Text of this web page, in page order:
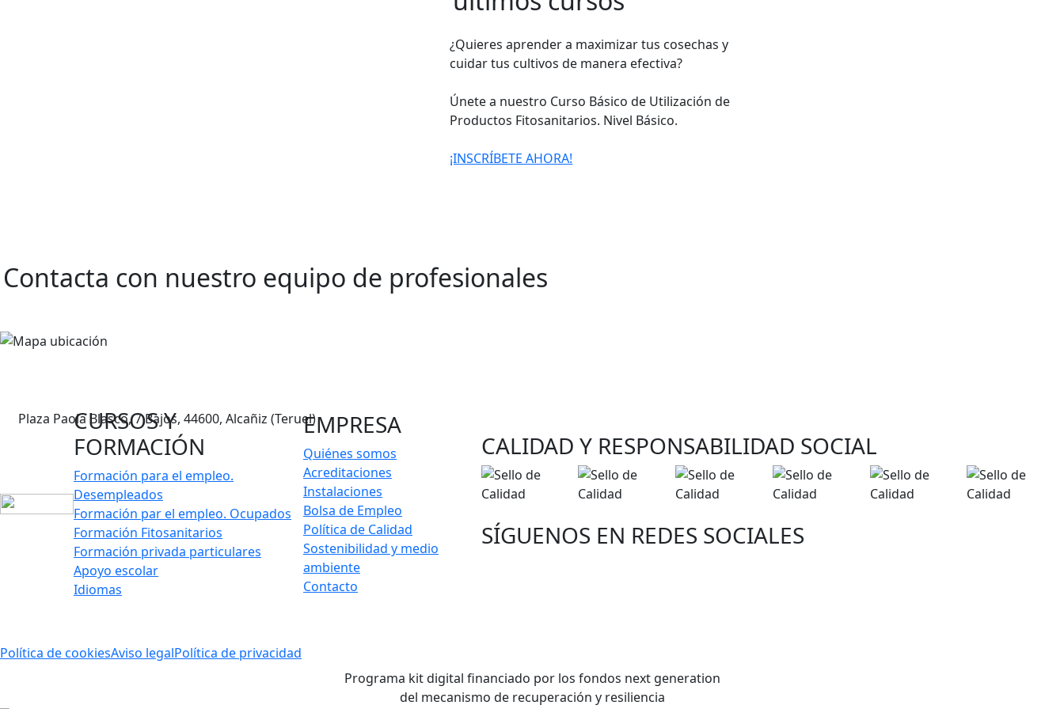
¿Quieres aprender a maximizar tus cosechas y
cuidar tus cultivos de manera efectiva?
Únete a nuestro Curso Básico de Utilización de
Productos Fitosanitarios. Nivel Básico.
¡INSCRÍBETE AHORA!
Contacta con nuestro equipo de profesionales
Plaza Paola Blasco, 7 Bajos, 44600, Alcañiz (Teruel)
CURSOS Y
FORMACIÓN
Formación para el empleo.
Desempleados
Formación par el empleo. Ocupados
Formación Fitosanitarios
Formación privada particulares
Apoyo escolar
Idiomas
EMPRESA
Quiénes somos
Acreditaciones
Instalaciones
Bolsa de Empleo
Política de Calidad
Sostenibilidad y medio
ambiente
Contacto
CALIDAD Y RESPONSABILIDAD SOCIAL
SÍGUENOS EN REDES SOCIALES
Política de cookiesAviso legalPolítica de privacidad
Programa kit digital financiado por los fondos next generation
del mecanismo de recuperación y resiliencia